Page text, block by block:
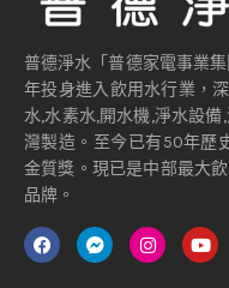
普德淨水「普德家電事業
年投身進入飲用水行業，
水,水素水,開水機,淨水設
灣製造。至今已有50年歷
金質獎。現已是中部最大
品牌。